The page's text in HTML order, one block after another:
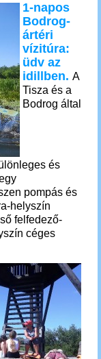
1-napos
Bodrog-
ártéri
vízitúra:
üdv az
idillben. A
Tisza és a
Bodrog által
és
pompás és
helyszín
felfedező-
céges